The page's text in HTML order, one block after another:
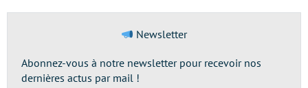
Newsletter
Abonnez-vous à notre newsletter pour recevoir nos
dernières actus par mail !